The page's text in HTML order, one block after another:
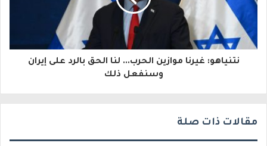
ت
و
نتنياهو: غيرنا موازين الحرب... لنا الحق بالرد على إيران
وسنفعل ذلك
مقالات ذات صلة